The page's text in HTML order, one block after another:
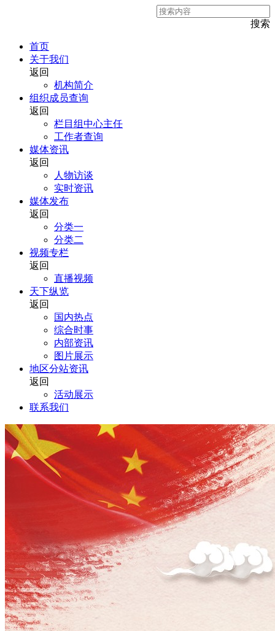
搜索
首页
关于我们
返回
机构简介
组织成员查询
返回
栏目组中心主任
工作者查询
媒体资讯
返回
人物访谈
实时资讯
媒体发布
返回
分类一
分类二
视频专栏
返回
直播视频
天下纵览
返回
国内热点
综合时事
内部资讯
图片展示
地区分站资讯
返回
活动展示
联系我们